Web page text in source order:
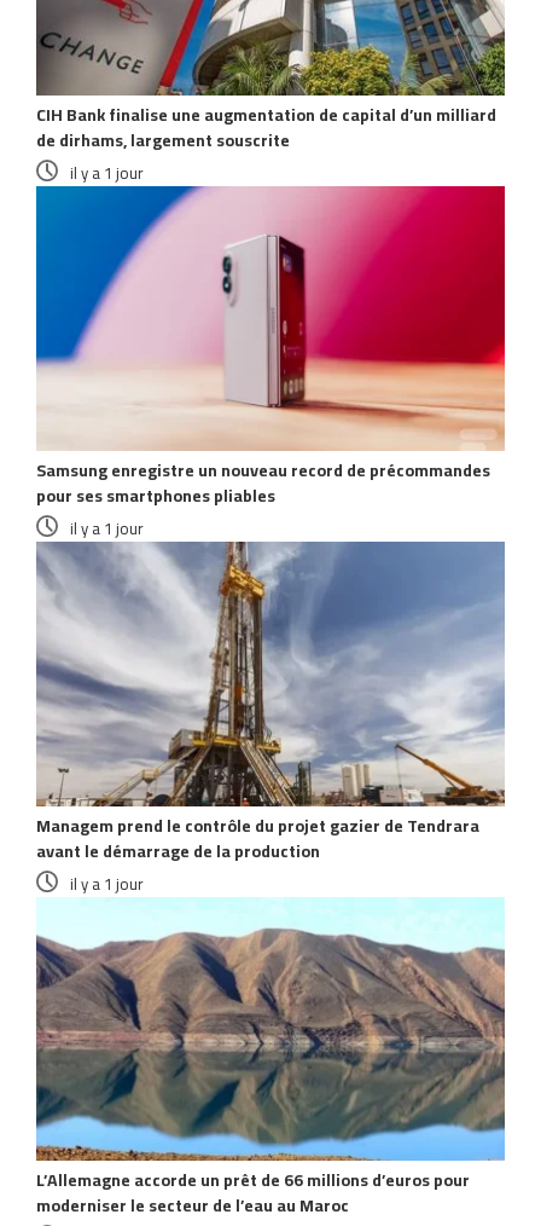
CIH Bank finalise une augmentation de capital d’un milliard
de dirhams, largement souscrite
il y a 1 jour
Samsung enregistre un nouveau record de précommandes
pour ses smartphones pliables
il y a 1 jour
Managem prend le contrôle du projet gazier de Tendrara
avant le démarrage de la production
il y a 1 jour
L’Allemagne accorde un prêt de 66 millions d’euros pour
moderniser le secteur de l’eau au Maroc